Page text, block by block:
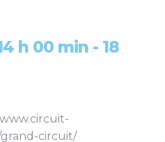
h 00 min - 18
grand-circuit/